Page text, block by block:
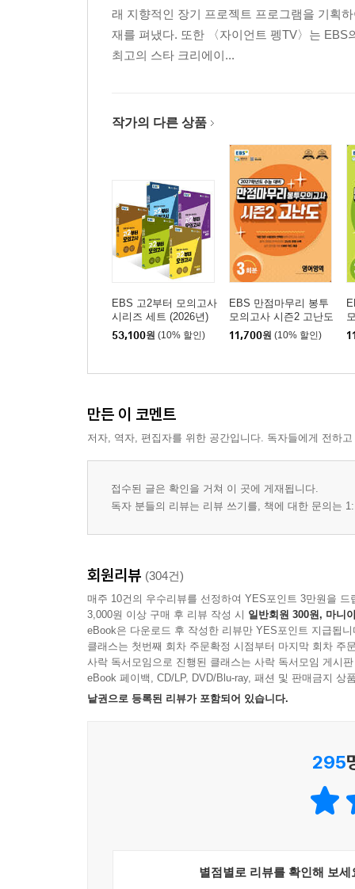
19. 장문 독해 (1)
20. 장문 독해 (2)
21. 철학, 종교, 역사, 풍습, 지리
23. 물리, 화학, 생명과학, 지구과학
24. 스포츠, 레저, 취미, 여행
25. 교육, 학교, 진로
26. 언어, 문학, 예술
27. 컴퓨터, 인터넷, 정보, 미디어, 교통
28. 심리, 대인 관계
30. 의학, 건강, 영양, 식품
Test 2
Test 3
『EBS 수능특강 영어영역 영어독해연습 (2025년)
- 틀리기 쉬운 유형편
함축 의미 추론
어법
주제 추론
제목 추론
무관한 문장
글의 순서
어휘
래 지향적인 장기 프로젝트 프로그램을 기획
재를 펴냈다. 또한 〈자이언트 펭TV〉는
최고의 스타 크리에이...
작가의 다른 상품
EBS 고2부터 모의고사
시리즈 세트 (2026년)
53,100원 (10% 할인)
EBS 만점마무리 봉투
모의고사 시즌2 고난도
영어영역 3회분 (2026
년)
11,700원 (10% 할인)
만든 이 코멘트
저자, 역자, 편집자를 위한 공간입니다. 독자들에게 전하
접수된 글은 확인을 거쳐 이 곳에 게재됩니다.
독자 분들의 리뷰는 리뷰 쓰기를, 책에 대한 문의는
회원리뷰 (304건)
매주 10건의 우수리뷰를 선정하여 YES포인트 3만원을 드
3,000원 이상 구매 후 리뷰 작성 시 일반회원 300원, 마니
eBook은 다운로드 후 작성한 리뷰만 YES포인트 지급됩니
클래스는 첫번째 회차 주문확정 시점부터 마지막 회차 주
사락 독서모임으로 진행된 클래스는 사락 독서모임 게시
eBook 페이백, CD/LP, DVD/Blu-ray, 패션 및 판매금지 상
낱권으로 등록된 리뷰가 포함되어 있습니다.
295
별점별로 리뷰를 확인해 보세